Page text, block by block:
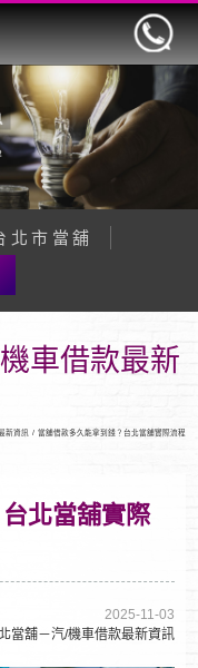
北市當舖
車借款最新
新資訊 / 當舖借款多久能拿到錢？台北當舖實際流程
北當舖實際
2025-11-03
當舖－汽/機車借款最新資訊